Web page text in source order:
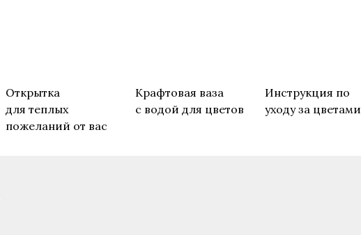
Открытка
для теплых
пожеланий от вас
Крафтовая ваза
с водой для цветов
Инструкция по
уходу за цветами